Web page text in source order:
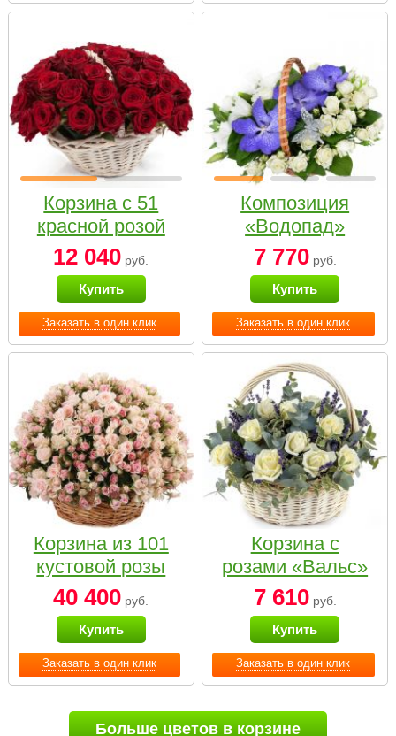
Заказать в один клик
Корзина с 51
красной розой
12 040 руб.
Купить
Заказать в один клик
Композиция
«Водопад»
7 770руб.
Купить
Заказать в один клик
Корзина из 101
кустовой розы
нежных тонов
40 400 руб.
Купить
Заказать в один клик
Корзина с
розами «Вальс»
7 610руб.
Купить
Больше цветов в корзине